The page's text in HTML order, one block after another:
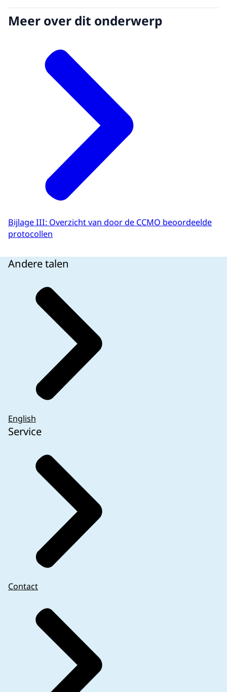
Meer over dit onderwerp
Bijlage III: Overzicht van door de CCMO beoordeelde
protocollen
Andere talen
English
Service
Contact